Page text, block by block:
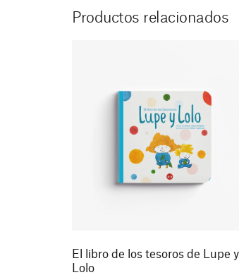
Productos relacionados
El libro de los tesoros de Lupe y
Lolo